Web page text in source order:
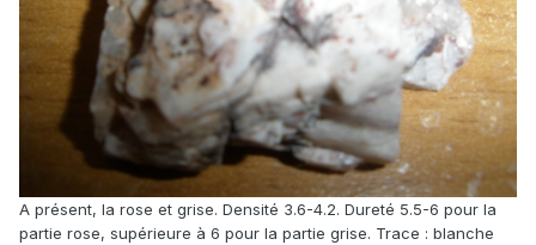
A présent, la rose et grise. Densité 3.6-4.2. Dureté 5.5-6 pour la
partie rose, supérieure à 6 pour la partie grise. Trace : blanche